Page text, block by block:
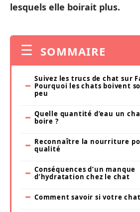
lesquels elle boirait plus.
SOMMAIRE
Suivez les trucs de chat sur
Pourquoi les chats boivent
peu
Quelle quantité d’eau un
boire ?
Reconnaître la nourriture
qualité
Conséquences d’un manque
d’hydratation chez le chat
Comment savoir si votre